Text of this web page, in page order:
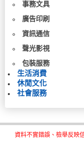
事務文具
廣告印刷
資訊通信
聲光影視
包裝服務
生活消費
休閒文化
社會服務
資料不實錯誤、檢舉反映